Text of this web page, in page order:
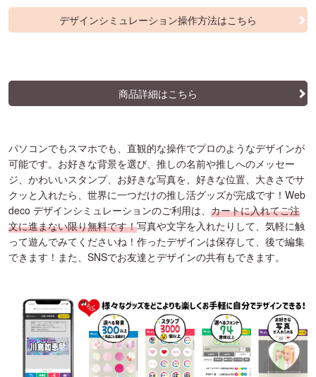
デザインシミュレーション操作方法はこちら
商品詳細はこちら
パソコンでもスマホでも、直観的な操作でプロのようなデザインが
可能です。お好きな背景を選び、推しの名前や推しへのメッセー
ジ、かわいいスタンプ、お好きな写真を、好きな位置、大きさでサ
クッと入れたら、世界に一つだけの推し活グッズが完成です！Web
deco デザインシミュレーションのご利用は、 カートに入れてご注
文に進まない限り無料です！写真や文字を入れたりして、気軽に触
って遊んでみてくださいね！作ったデザインは保存して、後で編集
できます！また、SNSでお友達とデザインの共有もできます。